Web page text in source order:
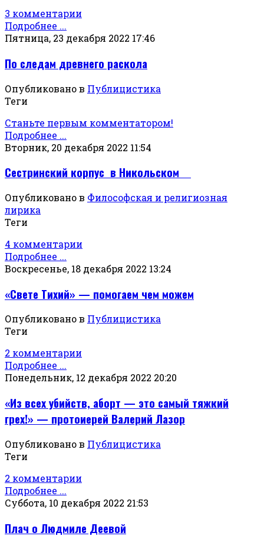
3 комментарии
Подробнее ...
Пятница, 23 декабря 2022 17:46
По следам древнего раскола
Опубликовано в Публицистика
Теги
Станьте первым комментатором!
Подробнее ...
Вторник, 20 декабря 2022 11:54
Сестринский корпус в Никольском
Опубликовано в Философская и религиозная
лирика
Теги
4 комментарии
Подробнее ...
Воскресенье, 18 декабря 2022 13:24
«Свете Тихий» — помогаем чем можем
Опубликовано в Публицистика
Теги
2 комментарии
Подробнее ...
Понедельник, 12 декабря 2022 20:20
«Из всех убийств, аборт — это самый тяжкий
грех!» — протоиерей Валерий Лазор
Опубликовано в Публицистика
Теги
2 комментарии
Подробнее ...
Суббота, 10 декабря 2022 21:53
Плач о Людмиле Деевой